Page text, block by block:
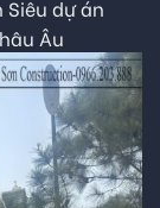
Siêu dự án
Âu